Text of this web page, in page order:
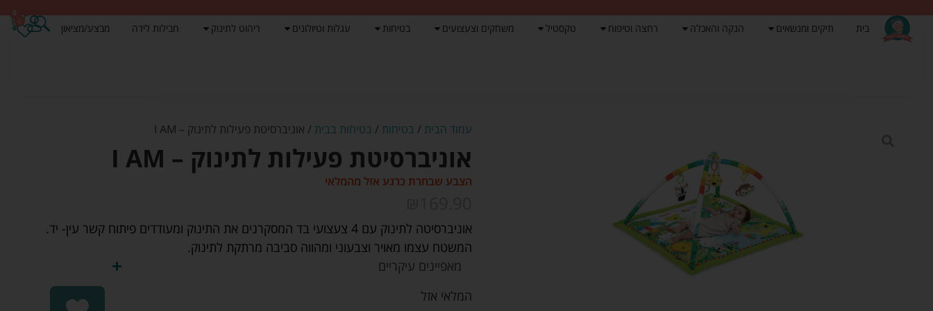
בית תיקים ומנשאים הנקה והאכלה רחצה וטיפוח טקסטיל משחקים וצעצועים בטיחות עגלות וטיולונים ריהוט לתינוק חבילות לידה מבצע/מציאון
0
עמוד הבית / בטיחות / בטיחות בבית / אוניברסיטת פעילות לתינוק – I AM
אוניברסיטת פעילות לתינוק – I AM
הצבע שבחרת כרגע אזל מהמלאי
אוניברסיטה לתינוק עם 4 צעצועי בד המסקרנים את התינוק ומעודדים פיתוח קשר עין- יד.
המשטח עצמו מאויר וצבעוני ומהווה סביבה מרתקת לתינוק.
מאפיינים עיקריים
המלאי אזל